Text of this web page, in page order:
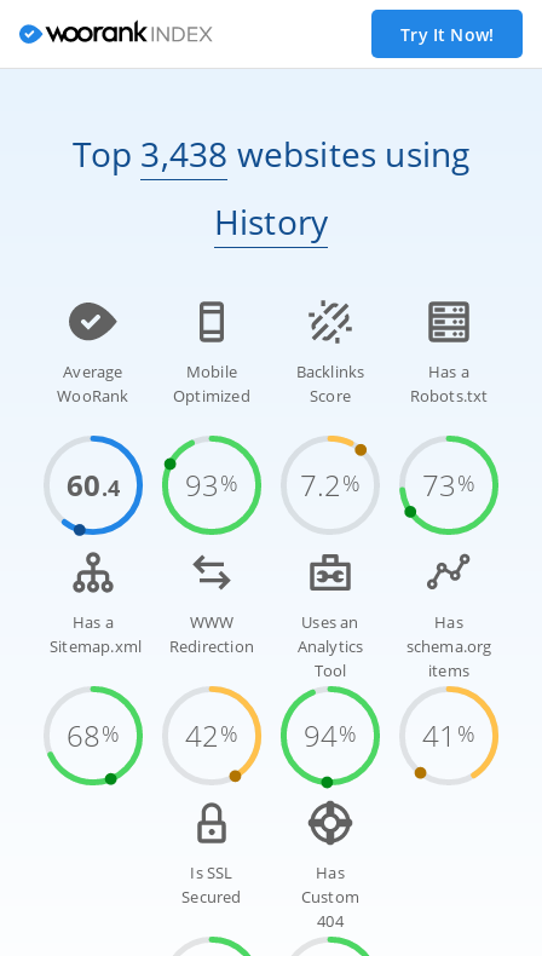
Try It Now!
Top 3,438 websites using
History
Average
WooRank
60.4
Mobile
Optimized
93%
Backlinks
Score
7.2%
Has a
Robots.txt
73%
Has a
Sitemap.xml
68%
WWW
Redirection
42%
Uses an
Analytics
Tool
94%
Has
schema.org
items
41 %
Is SSL
Secured
Has
Custom
404